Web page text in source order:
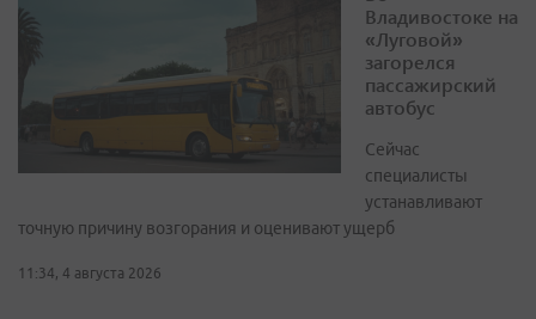
Владивостоке на
«Луговой»
загорелся
пассажирский
автобус
Сейчас
специалисты
устанавливают
точную причину возгорания и оценивают ущерб
11:34, 4 августа 2026